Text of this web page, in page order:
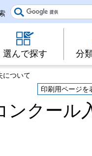
選んで探す 分
について
印刷用ページを
ンクール